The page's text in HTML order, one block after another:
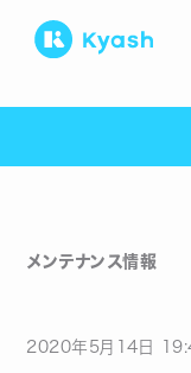
メンテナンス情報
2020年 5月 14 日